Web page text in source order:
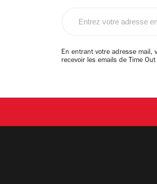
email
En entrant votre adresse mail,
recevoir les emails de Time